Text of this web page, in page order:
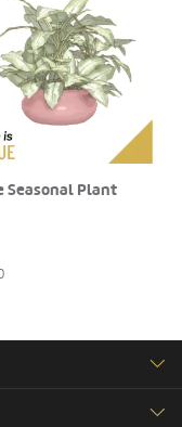
Seasonal Plant